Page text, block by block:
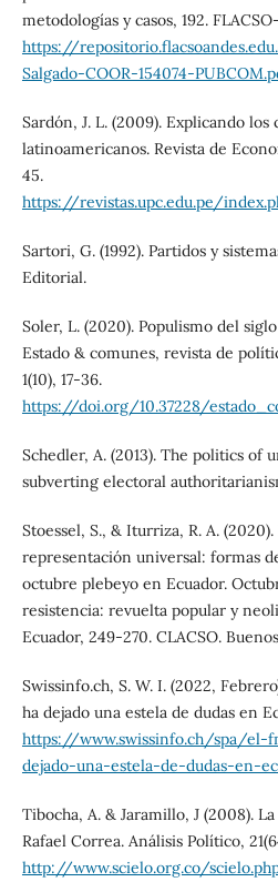
metodologías y casos, 192.
https://
Salgado-COOR-154074-
Sardón, J. L. (2009). Explicando los
latinoamericanos. Revista de
45.
https://revistas.upc.edu.pe/
Sartori, G. (1992). Partidos y
Editorial.
Soler, L. (2020). Populismo del
Estado & comunes, revista de
1(10), 17-36.
https://doi.org/10.37228/
Schedler, A. (2013). The politics of
subverting electoral
Stoessel, S., & Iturriza, R. A.
representación universal: formas
octubre plebeyo en Ecuador.
resistencia: revuelta popular y
Ecuador, 249-270. CLACSO.
Swissinfo.ch, S. W. I. (2022,
ha dejado una estela de dudas en
https://www.swissinfo.ch/spa/el-
dejado-una-estela-de-dudas-en-
Tibocha, A. & Jaramillo, J (2008).
Rafael Correa. Análisis Político,
http://www.scielo.org.co/